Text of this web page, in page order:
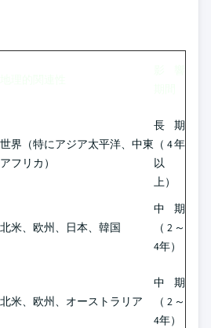
世界（特にアジア太平洋、中東
アフリカ）
長期
（4年
以
上）
北米、欧州、日本、韓国
中期
（2～
4年）
北米、欧州、オーストラリア
中期
（2～
4年）